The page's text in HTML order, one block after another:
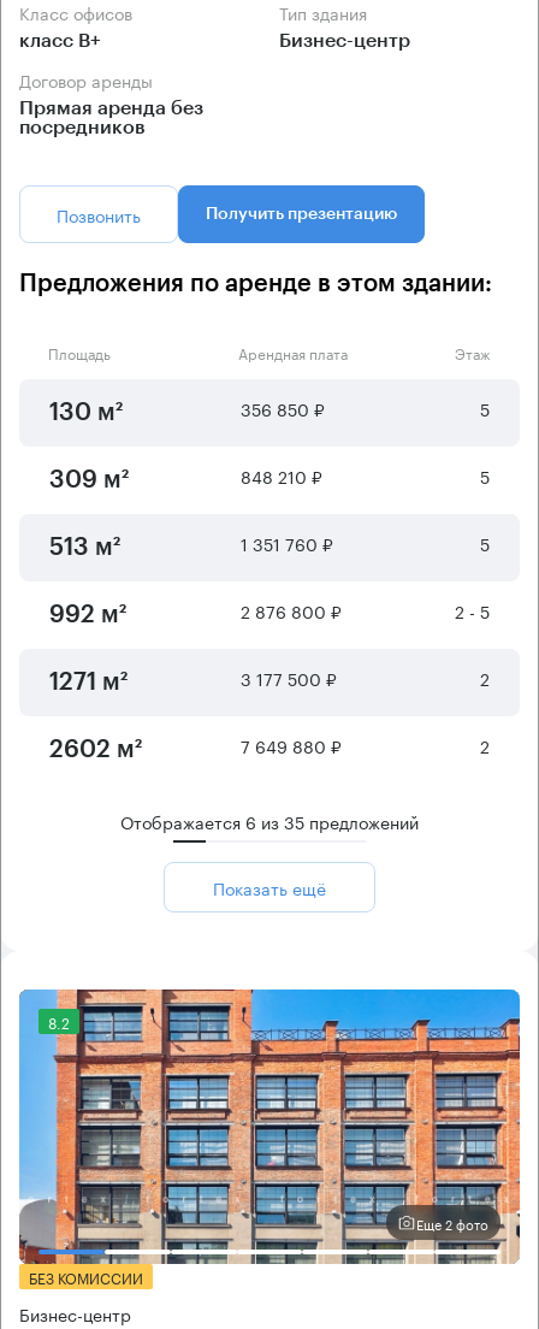
Класс офисов
класс B+
Тип здания
Бизнес-центр
Договор аренды
Прямая аренда без
посредников
Позвонить Получить презентацию
Предложения по аренде в этом здании:
Площадь Арендная плата Этаж
130 м² 356 850 ₽ 5
309 м² 848 210 ₽ 5
513 м² 1 351 760 ₽ 5
992 м² 2 876 800 ₽ 2 - 5
1271 м² 3 177 500 ₽ 2
2602 м² 7 649 880 ₽ 2
Отображается 6 из35 предложений
Показать ещё
8.2
Еще 2 фото
БЕЗ КОМИССИИ
Бизнес-центр